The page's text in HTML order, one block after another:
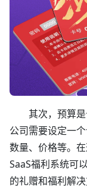
其次，预算
公司需要设定一
数量、价格等。
SaaS福利系统可
的礼赠和福利解决